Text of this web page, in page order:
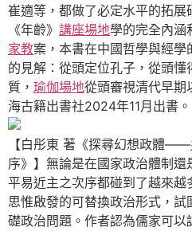
崔適等，都做了必定水平的拓
《年齡》 講座場地學的完全內涵
家教案，本書在中國哲學與經
的見解：從頭定位孔子，從頭
質， 瑜伽場地從頭審視清代早期
海古籍出書社2024年11月出書。
【白彤東 著《探尋幻想政體——
序》】無論是在國家政治體制
平易近主之次序都碰到了越來
思惟啟發的可替換政治形式，
礎政治問題。作者認為儒家可